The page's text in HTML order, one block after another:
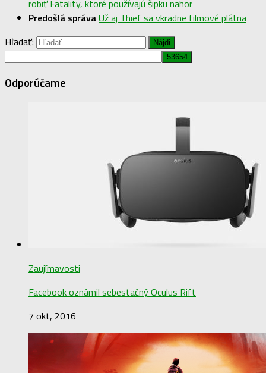
robiť Fatality, ktoré používajú šipku nahor
Predošlá správaUž aj Thief sa vkradne filmové plátna
Hľadať:
Odporúčame
Zaujímavosti
Facebook oznámil sebestačný Oculus Rift
7 okt, 2016